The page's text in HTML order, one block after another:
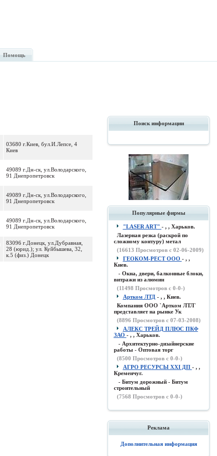
Помощь
03680 г.Киев, бул.И.Лепсе, 4
Киев
49089 г.Дн-ск, ул.Володарского,
91 Днепропетровск
49089 г.Дн-ск, ул.Володарского,
91 Днепропетровск
49089 г.Дн-ск, ул.Володарского,
91 Днепропетровск
83096 г.Донецк, ул.Дубравная,
28 (юрид.); ул. Куйбышева, 32,
к.5 (физ.) Донецк
Поиск информации
Популярные фирмы
"LASER ART" - , , Харьков.
Лазерная резка (раскрой по
сложному контуру) метал
(16613 Просмотров с 02-06-2009)
ГЕОКОМ-РЕСТ ООО - , ,
Киев.
- Окна, двери, балконные блоки,
витражи из алюмин
(11498 Просмотров с 0-0-)
Артком ЛТД- , , Киев.
Компания ООО `Артком ЛТЛ`
представляет на рынке Ук
(8896 Просмотров с 07-03-2008)
АЛЕКС ТРЕЙД ПЛЮС ПКФ
ЗАО - , , Харьков.
- Архитектурно-дизайнерские
работы - Оптовая торг
(8500 Просмотров с 0-0-)
АГРО РЕСУРСЫ XXI ДП - , ,
Кременчуг.
- Битум дорожный - Битум
строительный
(7568 Просмотров с 0-0-)
Реклама
Дополнительная информация